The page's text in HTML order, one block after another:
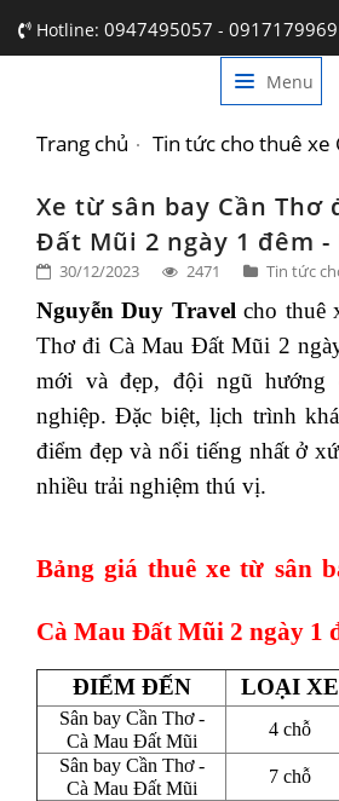
Hotline: 0947495057 - 0917179969
Menu
GIỚI THIỆU
DỊCH VỤ
BẢNG GIÁ
TIN TỨC
LIÊN HỆ
Trang chủ Tin tức cho thuê xe
Xe từ sân bay Cần Thơ
Đất Mũi 2 ngày 1 đêm -
30/12/2023 2471 Tin tức
Nguyễn Duy Travel cho thuê
Thơ đi Cà Mau Đất Mũi 2
mới và đẹp, đội ngũ hướng
nghiệp. Đặc biệt, lịch trình
điểm đẹp và nổi tiếng nhất ở
nhiều trải nghiệm thú vị.
Bảng giá thuê xe từ sân
Cà Mau Đất Mũi 2 ngày 1
ĐIỂM ĐẾN LOẠI XE
Sân bay Cần Thơ -
Cà Mau Đất Mũi
4 chỗ
Sân bay Cần Thơ -
Cà Mau Đất Mũi
7 chỗ